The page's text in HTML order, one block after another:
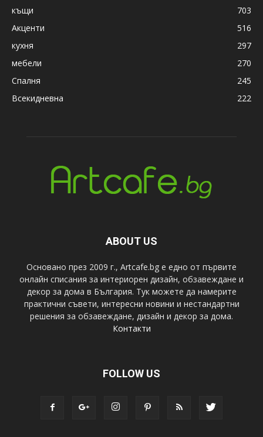
къщи
703
Акценти
516
кухня
297
мебели
270
Спалня
245
Всекидневна
222
ABOUT US
Основано през 2009 г., Artcafe.bg е едно от първите
онлайн списания за интериорен дизайн, обзавеждане и
декор за дома в България. Тук можете да намерите
практични съвети, интересни новини и нестандартни
решения за обзавеждане, дизайн и декор за дома.
Контакти
FOLLOW US